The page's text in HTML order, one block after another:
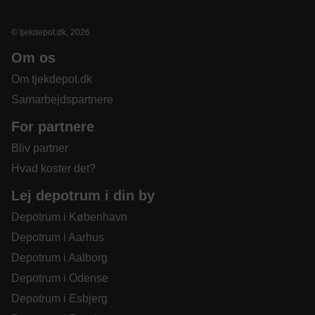
© tjekdepot.dk, 2026
Om os
Om tjekdepot.dk
Samarbejdspartnere
For partnere
Bliv partner
Hvad koster det?
Lej depotrum i din by
Depotrum i København
Depotrum i Aarhus
Depotrum i Aalborg
Depotrum i Odense
Depotrum i Esbjerg